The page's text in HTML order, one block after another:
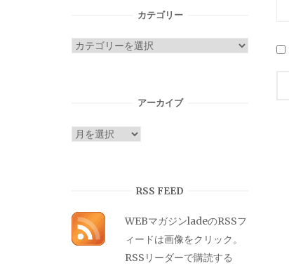
カテゴリー
カ
アーカイブ
ア
RSS FEED
WEBマガジンladeのRSSフ
ィードは画像をクリック。
RSSリーダーで購読する